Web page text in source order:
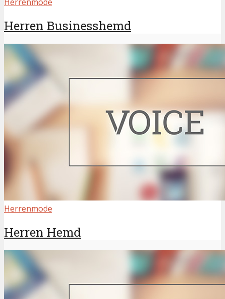
Herren Businesshemd
Herrenmode
Herren Hemd